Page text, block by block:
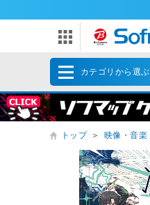
カテゴリから選ぶ
トップ ＞ 映像・音楽